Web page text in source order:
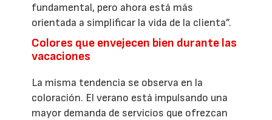
fundamental, pero ahora está más
orientada a simplificar la vida de la clienta”.
Colores que envejecen bien durante las
vacaciones
La misma tendencia se observa en la
coloración. El verano está impulsando una
mayor demanda de servicios que ofrezcan